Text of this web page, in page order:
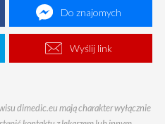
Do znajomych
Wyślij link
dimedic.eu mają charakter wyłącznie